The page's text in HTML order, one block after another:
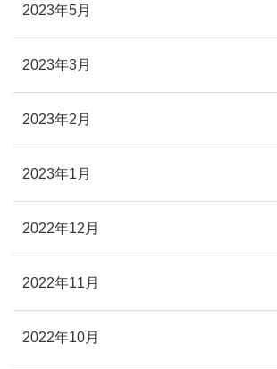
2023年5月
2023年3月
2023年2月
2023年1月
2022年12月
2022年11月
2022年10月